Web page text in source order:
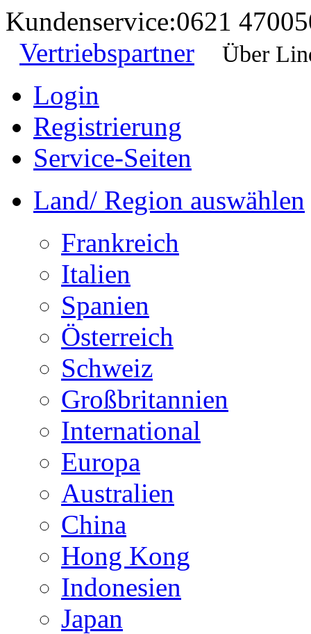
Kundenservice:0621
Vertriebspartner
Über
Login
Registrierung
Service-Seiten
Land/ Region auswählen
Frankreich
Italien
Spanien
Österreich
Schweiz
Großbritannien
International
Europa
Australien
China
Hong Kong
Indonesien
Japan